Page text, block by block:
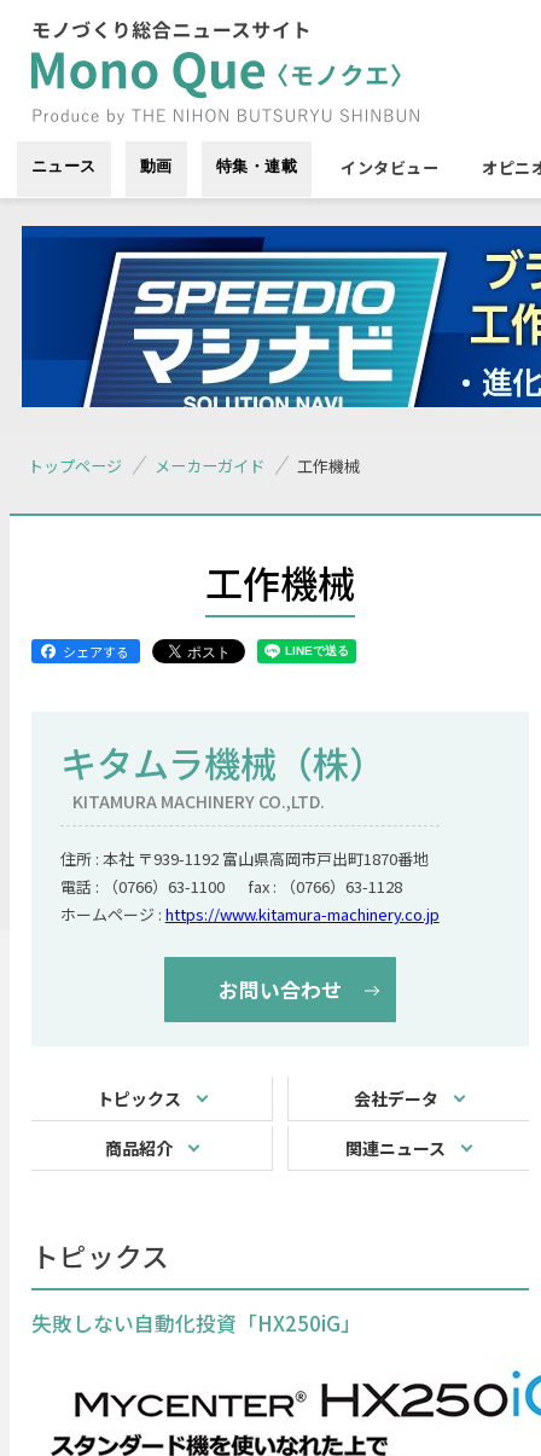
ニュース 動画 特集・連載 インタビュー オピニ
トップページ メーカーガイド 工作機械
工作機械
シェアする
キタムラ機械（株）
KITAMURA MACHINERY CO.,LTD.
住所 : 本社 〒939-1192 富山県高岡市戸出町1870番地
電話 : （0766）63-1100 fax : （0766）63-1128
ホームページ : https://www.kitamura-machinery.co.jp
お問い合わせ
トピックス 会社データ
商品紹介 関連ニュース
トピックス
失敗しない自動化投資「HX250iG」